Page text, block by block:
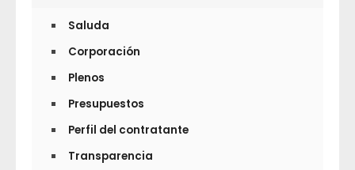
Saluda
Corporación
Plenos
Presupuestos
Perfil del contratante
Transparencia